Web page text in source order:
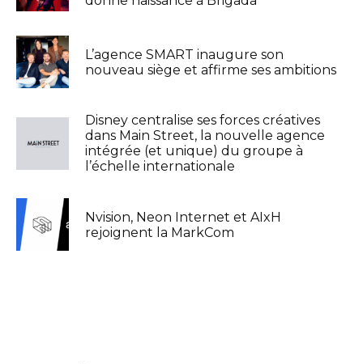
L’agence SMART inaugure son
nouveau siège et affirme ses ambitions
Disney centralise ses forces créatives
dans Main Street, la nouvelle agence
intégrée (et unique) du groupe à
l’échelle internationale
Nvision, Neon Internet et AIxH
rejoignent la MarkCom